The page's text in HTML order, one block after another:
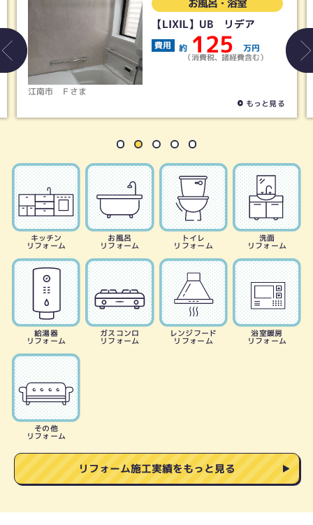
125
（消費税、諸経費含む）
UB グ
費用 約
キッチン
リフォーム
お風呂
リフォーム
トイレ
リフォーム
洗面
リフォーム
給湯器
リフォーム
ガスコンロ
リフォーム
レンジフード
リフォーム
浴室暖房
リフォーム
その他
リフォーム
リフォーム施工実績をもっと見る